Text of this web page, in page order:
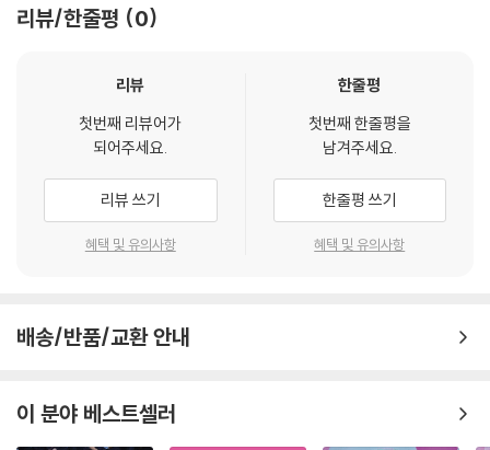
리뷰/한줄평 0
리뷰
첫번째 리뷰어가
되어주세요.
리뷰 쓰기
혜택 및 유의사항
한줄평
첫번째 한줄평을
남겨주세요.
한줄평 쓰기
혜택 및 유의사항
배송/반품/교환 안내
이 분야 베스트셀러